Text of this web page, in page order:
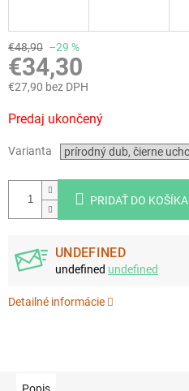
€48,90 –29 %
€34,30
€27,90 bez DPH
cena:
Predaj ukončený
Varianta
PRIDAŤ DO KOŠÍKA
UNDEFINED
undefined undefined
Detailné informácie